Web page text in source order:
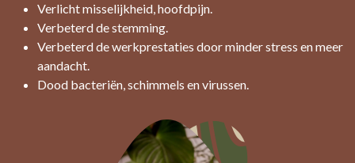
Verlicht misselijkheid, hoofdpijn.
Verbeterd de stemming.
Verbeterd de werkprestaties door minder stress en meer
aandacht.
Dood bacteriën, schimmels en virussen.